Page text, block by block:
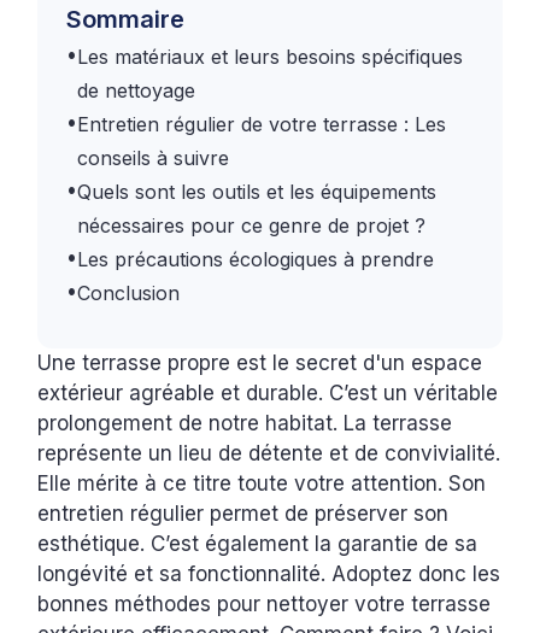
Sommaire
•Les matériaux et leurs besoins spécifiques
de nettoyage
•Entretien régulier de votre terrasse : Les
conseils à suivre
•Quels sont les outils et les équipements
nécessaires pour ce genre de projet ?
•Les précautions écologiques à prendre
•Conclusion
Une terrasse propre est le secret d'un espace
extérieur agréable et durable. C’est un véritable
prolongement de notre habitat. La terrasse
représente un lieu de détente et de convivialité.
Elle mérite à ce titre toute votre attention. Son
entretien régulier permet de préserver son
esthétique. C’est également la garantie de sa
longévité et sa fonctionnalité. Adoptez donc les
bonnes méthodes pour nettoyer votre terrasse